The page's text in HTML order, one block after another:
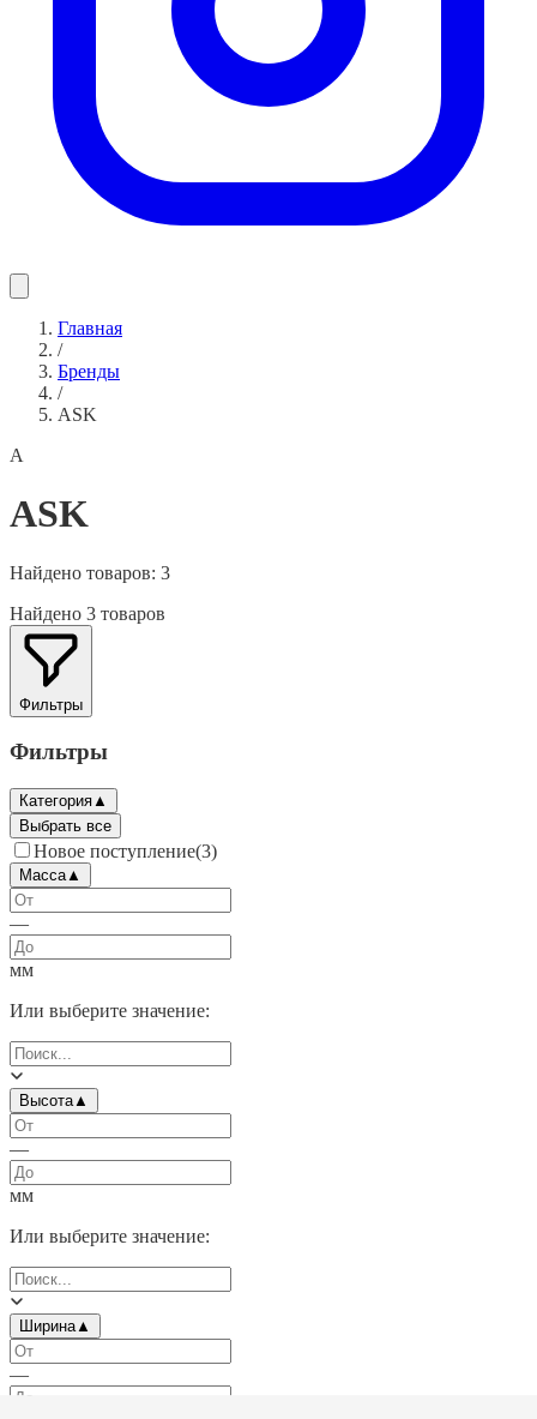
Главная
/
Бренды
/
ASK
A
ASK
Найдено товаров: 3
Найдено 3 товаров
Фильтры
Фильтры
Категория▲
Выбрать все
Новое поступление(3)
Масса▲
—
мм
Или выберите значение:
Высота▲
—
мм
Или выберите значение:
Ширина▲
—